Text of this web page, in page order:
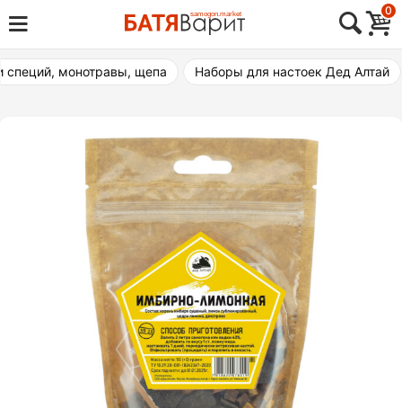
Skip
to
content
Товары для виноделия, самогоноварения,
пивоварения
0
специй, монотравы, щепа Наборы для настоек Дед Алтай